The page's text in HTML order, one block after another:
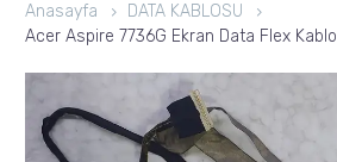
Anasayfa
DATA KABLOSU
Acer Aspire 7736G Ekran Data Flex Kablo